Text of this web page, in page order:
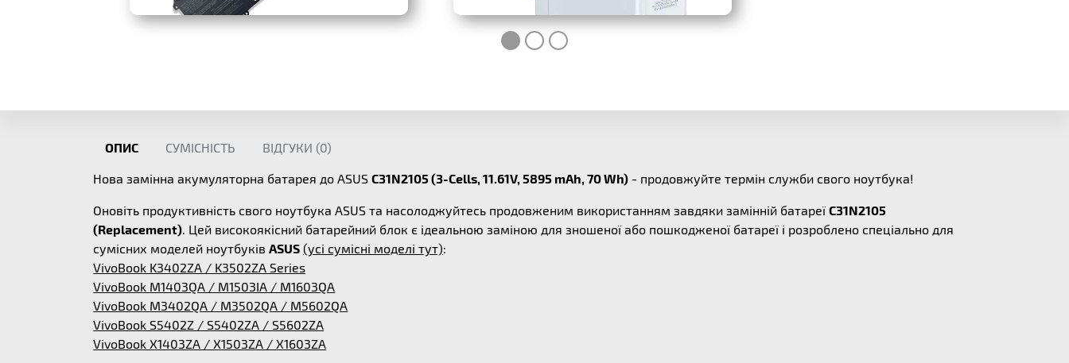
ОПИС СУМІСНІСТЬ ВІДГУКИ (0)
Нова замінна акумуляторна батарея до ASUS C31N2105 (3-Cells, 11.61V, 5895 mAh, 70 Wh) - продовжуйте термін служби свого ноутбука!
Оновіть продуктивність свого ноутбука ASUS та насолоджуйтесь продовженим використанням завдяки замінній батареї C31N2105
(Replacement). Цей високоякісний батарейний блок є ідеальною заміною для зношеної або пошкодженої батареї і розроблено спеціально для
сумісних моделей ноутбуків ASUS (усі сумісні моделі тут):
VivoBook K3402ZA / K3502ZA Series
VivoBook M1403QA / M1503IA / M1603QA
VivoBook M3402QA / M3502QA / M5602QA
VivoBook S5402Z / S5402ZA / S5602ZA
VivoBook X1403ZA / X1503ZA / X1603ZA